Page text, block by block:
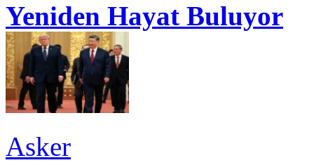
Yeniden Hayat Buluyor
Asker